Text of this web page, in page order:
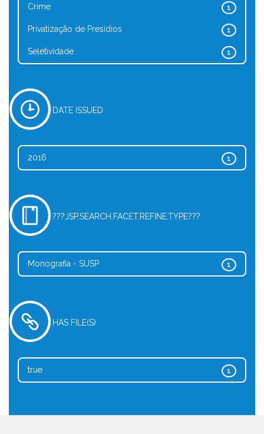
1
Crime
1
Privatização de Presídios
1
Seletividade
DATE ISSUED
1
2016
???JSP.SEARCH.FACET.REFINE.TYPE???
1
Monografia - SUSP
HAS FILE(S)
1
true